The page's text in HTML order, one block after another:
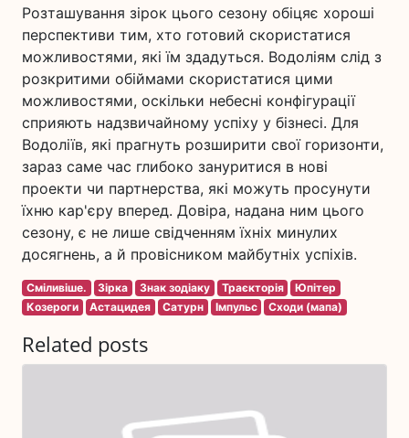
Розташування зірок цього сезону обіцяє хороші
перспективи тим, хто готовий скористатися
можливостями, які їм здадуться. Водоліям слід з
розкритими обіймами скористатися цими
можливостями, оскільки небесні конфігурації
сприяють надзвичайному успіху у бізнесі. Для
Водоліїв, які прагнуть розширити свої горизонти,
зараз саме час глибоко зануритися в нові
проекти чи партнерства, які можуть просунути
їхню кар'єру вперед. Довіра, надана ним цього
сезону, є не лише свідченням їхніх минулих
досягнень, а й провісником майбутніх успіхів.
Сміливіше. Зірка Знак зодіаку Траєкторія
Юпітер
Козероги
Астацидея Сатурн Імпульс Сходи (мапа)
Related posts